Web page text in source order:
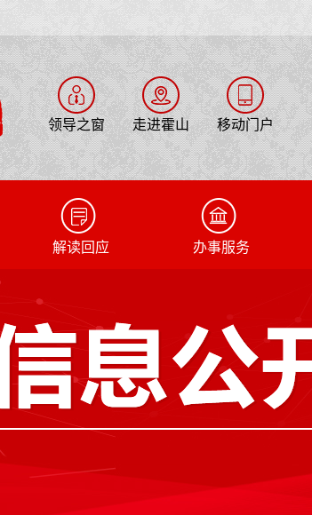
领导之窗 走进霍山 移动门户
解读回应 办事服务